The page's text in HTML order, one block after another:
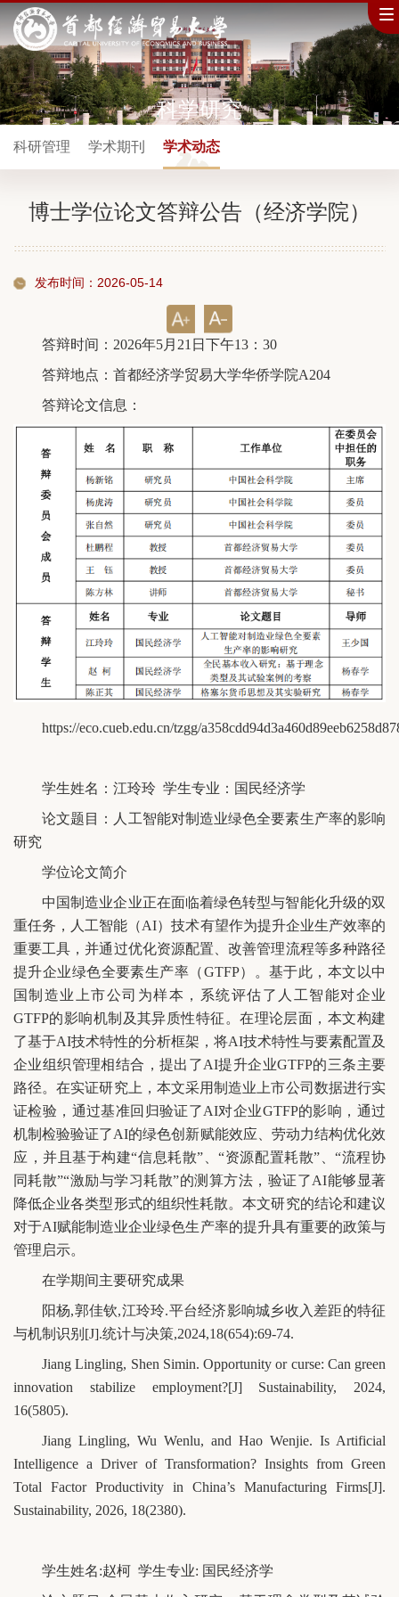
科学研究
科研管理 学术期刊 学术动态
博士学位论文答辩公告（经济学院）
发布时间：2026-05-14
答辩时间：2026年5月21日下午13：30
答辩地点：首都经济学贸易大学华侨学院A204
答辩论文信息：
https://eco.cueb.edu.cn/tzgg/
学生姓名：江玲玲 学生专业：国民经济学
论文题目：人工智能对制造业绿色全要素生产率的影响
研究
学位论文简介
中国制造业企业正在面临着绿色转型与智能化升级的双
重任务，人工智能（AI）技术有望作为提升企业生产效率的
重要工具，并通过优化资源配置、改善管理流程等多种路径
提升企业绿色全要素生产率（GTFP）。基于此，本文以中
国制造业上市公司为样本，系统评估了人工智能对企业
GTFP的影响机制及其异质性特征。在理论层面，本文构建
了基于AI技术特性的分析框架，将AI技术特性与要素配置及
企业组织管理相结合，提出了AI提升企业GTFP的三条主要
路径。在实证研究上，本文采用制造业上市公司数据进行实
证检验，通过基准回归验证了AI对企业GTFP的影响，通过
机制检验验证了AI的绿色创新赋能效应、劳动力结构优化效
应，并且基于构建“信息耗散”、“资源配置耗散”、“流程协
同耗散”“激励与学习耗散”的测算方法，验证了AI能够显著
降低企业各类型形式的组织性耗散。本文研究的结论和建议
对于AI赋能制造业企业绿色生产率的提升具有重要的政策与
管理启示。
在学期间主要研究成果
阳杨,郭佳钦,江玲玲.平台经济影响城乡收入差距的特征
与机制识别[J].统计与决策,2024,18(654):69-74.
Jiang Lingling, Shen Simin. Opportunity or curse: Can green
innovation stabilize employment?[J] Sustainability, 2024,
16(5805).
Jiang Lingling, Wu Wenlu, and Hao Wenjie. Is Artificial
Intelligence a Driver of Transformation? Insights from Green
Total Factor Productivity in China’s Manufacturing Firms[J].
Sustainability, 2026, 18(2380).
学生姓名:赵柯 学生专业: 国民经济学